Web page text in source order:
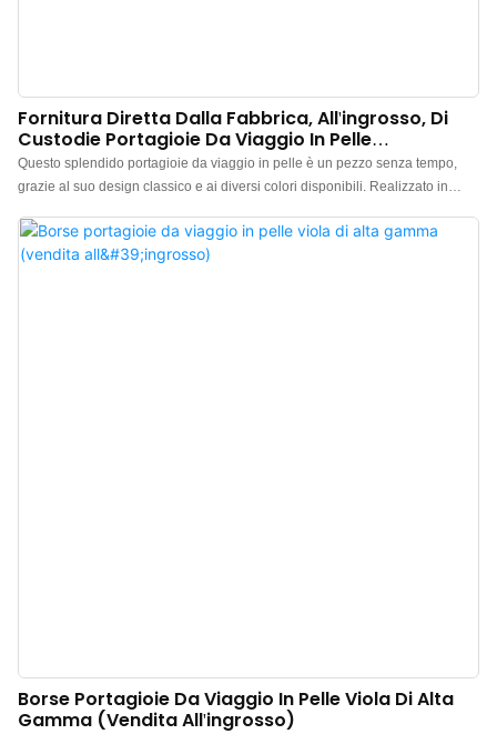
Fornitura Diretta Dalla Fabbrica, All'ingrosso, Di
Custodie Portagioie Da Viaggio In Pelle
Testurizzata.
Questo splendido portagioie da viaggio in pelle è un pezzo senza tempo,
grazie al suo design classico e ai diversi colori disponibili. Realizzato in
progettato per soddisfare e rassicurare gli amanti dei gioielli. Grazie al suo
design compatto e sofisticato, si infila facilmente in valigia o persino in borsa,
Borse Portagioie Da Viaggio In Pelle Viola Di Alta
Gamma (vendita All'ingrosso)